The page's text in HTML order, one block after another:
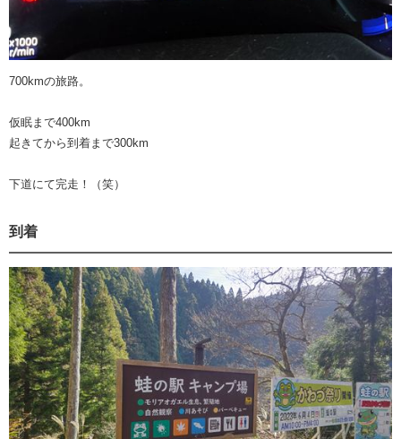
700kmの旅路。
仮眠まで400km
起きてから到着まで300km
下道にて完走！（笑）
到着